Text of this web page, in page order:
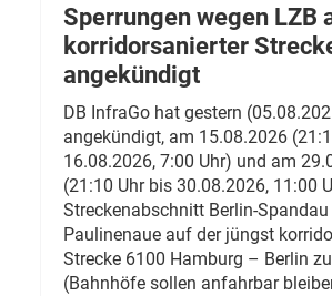
Sperrungen wegen LZB
korridorsanierter
angekündigt
DB InfraGo hat gestern
angekündigt, am 15.08.2026
16.08.2026, 7:00 Uhr) und am
(21:10 Uhr bis 30.08.2026, 11:00
Streckenabschnitt Berlin-Spandau
Paulinenaue auf der jüngst
Strecke 6100 Hamburg – Berlin
(Bahnhöfe sollen anfahrbar